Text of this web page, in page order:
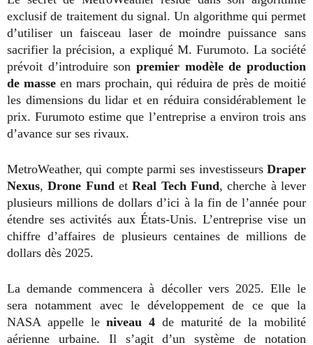
exclusif de traitement du signal. Un algorithme qui permet
d’utiliser un faisceau laser de moindre puissance sans
sacrifier la précision, a expliqué M. Furumoto. La société
prévoit d’introduire son premier modèle de production
de masse en mars prochain, qui réduira de près de moitié
les dimensions du lidar et en réduira considérablement le
prix. Furumoto estime que l’entreprise a environ trois ans
d’avance sur ses rivaux.
MetroWeather, qui compte parmi ses investisseurs Draper
Nexus,Drone FundetReal Tech Fund, cherche à lever
plusieurs millions de dollars d’ici à la fin de l’année pour
étendre ses activités aux États-Unis. L’entreprise vise un
chiffre d’affaires de plusieurs centaines de millions de
dollars dès 2025.
La demande commencera à décoller vers 2025. Elle le
sera notamment avec le développement de ce que la
NASA appelle leniveau 4 de maturité de la mobilité
aérienne urbaine. Il s’agit d’un système de notation